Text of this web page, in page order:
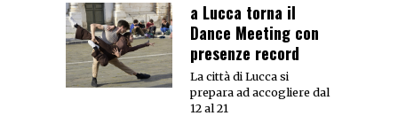
a Lucca torna il
Dance Meeting con
presenze record
La città di Lucca si
prepara ad accogliere dal
12 al 21